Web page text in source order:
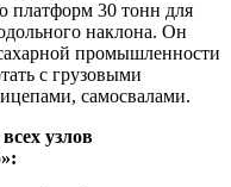
платформ 30 тонн для
наклона. Он
промышленности
с грузовыми
самосвалами.
узлов